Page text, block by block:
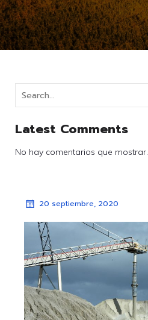
Latest Comments
No hay comentarios que mostrar.
20 septiembre, 2020